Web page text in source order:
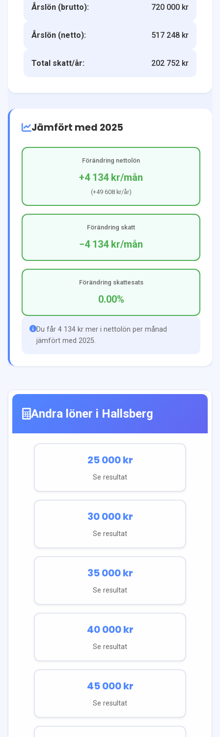
Årslön (brutto): 720 000 kr
Årslön (netto): 517 248 kr
Total skatt/år: 202 752 kr
Jämfört med 2025
Förändring nettolön
+4 134 kr/mån
(+49 608 kr/år)
Förändring skatt
−4 134 kr/mån
Förändring skattesats
0.00%
Du får 4 134 kr mer i nettolön per månad
jämfört med 2025.
Andra löner i Hallsberg
25 000kr
Se resultat
30 000kr
Se resultat
35 000kr
Se resultat
40 000kr
Se resultat
45 000kr
Se resultat